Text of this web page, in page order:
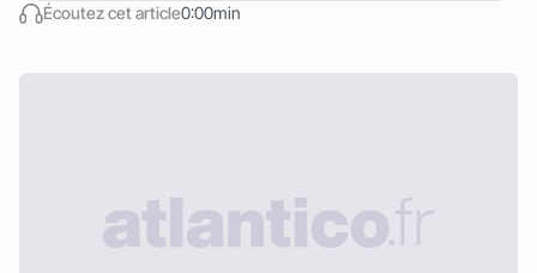
Écoutez cet article0:00min